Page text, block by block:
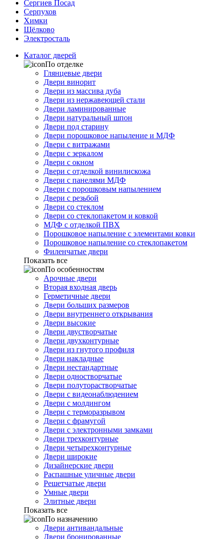
Сергиев Посад
Серпухов
Химки
Щёлково
Электросталь
Каталог дверей
По отделке
Глянцевые двери
Двери винорит
Двери из массива дуба
Двери из нержавеющей стали
Двери ламинированные
Двери натуральный шпон
Двери под старину
Двери порошковое напыление и МДФ
Двери с витражами
Двери с зеркалом
Двери с окном
Двери с отделкой винилискожа
Двери с панелями МДФ
Двери с порошковым напылением
Двери с резьбой
Двери со стеклом
Двери со стеклопакетом и ковкой
МДФ с отделкой ПВХ
Порошковое напыление с элементами ковки
Порошковое напыление со стеклопакетом
Филенчатые двери
Показать все
По особенностям
Арочные двери
Вторая входная дверь
Герметичные двери
Двери больших размеров
Двери внутреннего открывания
Двери высокие
Двери двустворчатые
Двери двухконтурные
Двери из гнутого профиля
Двери накладные
Двери нестандартные
Двери одностворчатые
Двери полуторастворчатые
Двери с видеонаблюдением
Двери с молдингом
Двери с терморазрывом
Двери с фрамугой
Двери с электронными замками
Двери трехконтурные
Двери четырехконтурные
Двери широкие
Дизайнерские двери
Распашные уличные двери
Решетчатые двери
Умные двери
Элитные двери
Показать все
По назначению
Двери антивандальные
Двери бронированные